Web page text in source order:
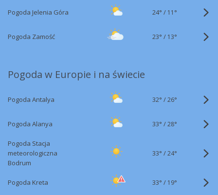
Pogoda Jelenia Góra 24° / 11°
Pogoda Zamość 23° / 13°
Pogoda w Europie i na świecie
Pogoda Antalya 32° /26°
Pogoda Alanya 33° /28°
Pogoda Stacja
meteorologiczna
Bodrum
33° /24°
Pogoda Kreta 33° / 19°